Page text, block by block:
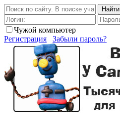
Найти
Чужой компьютер
Регистрация
Забыли пароль?